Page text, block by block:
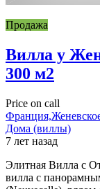
Продажа
Вилла у
300 м2
Price on call
Дома (виллы)
7 лет назад
Элитная Вилла с
вилла с